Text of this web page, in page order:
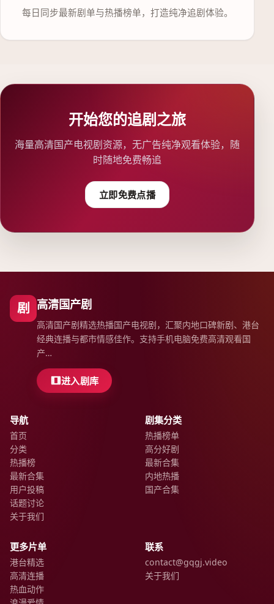
每日同步最新剧单与热播榜单，打造纯净追剧体验。
开始您的追剧之旅
海量高清国产电视剧资源，无广告纯净观看体验，随
时随地免费畅追
立即免费点播
剧 高清国产剧
高清国产剧精选热播国产电视剧，汇聚内地口碑新剧、港台
经典连播与都市情感佳作。支持手机电脑免费高清观看国
产…
进入剧库
导航
首页
分类
热播榜
最新合集
用户投稿
话题讨论
关于我们
剧集分类
热播榜单
高分好剧
最新合集
内地热播
国产合集
更多片单
港台精选
高清连播
热血动作
联系
contact@gqgj.video
关于我们